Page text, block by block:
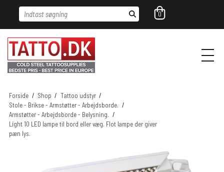
Indtast søgning 0
Forside / Shop / Tattoo udstyr /
Stole - Brikse - Armstøtter - Arbejdsborde. /
Armstøtter - Arbejdsborde - Belysning. /
Light 10 LED lampe til bord eller væg. Flot lampe der giver
pæn lys.